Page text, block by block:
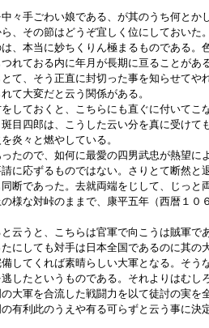
々手ごわい娘である、が其のうち何とか
、その節はどうぞ宜しく位にしておいた。
、本当に妙ちくりん極まるものである。
れておる内に年月が長期に亘ることがあ
て、そう正直に封切った事を知らせてや
て大変だと云う関係がある。
しておくと、こちらにも直ぐに付いてこ
目四郎は、こうした云い分を真に受けて
炎々と燃やしている。
たので、如何に最愛の四男武忠が熱望に
に応ずるものではない。さりとて断然と
断であった。去就両端をじして、じっと
様な対峠のままで、康平五年（西暦１０
云うと、こちらは官軍で向こうは賊軍で
にしても対手は日本全国であるのに其の
てくれば素晴らしい大軍となる。そう
したというものである。それよりはむし
大軍を合流した戦闘力を以て徒討の実を
有利此のうえや有る可らずと云う事に決